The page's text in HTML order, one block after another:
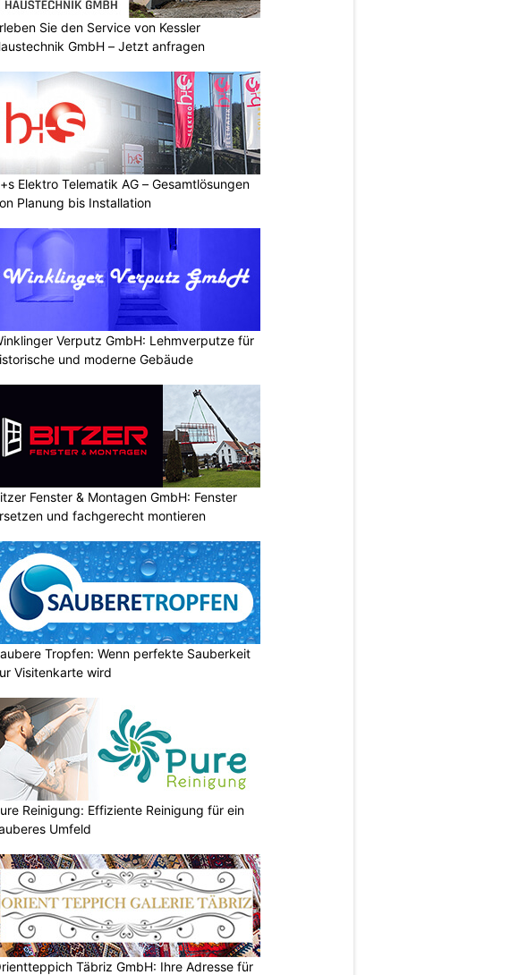
Sie den Service von Kessler
GmbH – Jetzt anfragen
Elektro Telematik AG – Gesamtlösungen
Planung bis Installation
Verputz GmbH: Lehmverputze für
und moderne Gebäude
Fenster & Montagen GmbH: Fenster
und fachgerecht montieren
Tropfen: Wenn perfekte Sauberkeit
Visitenkarte wird
Reinigung: Effiziente Reinigung für ein
Umfeld
Täbriz GmbH: Ihre Adresse für